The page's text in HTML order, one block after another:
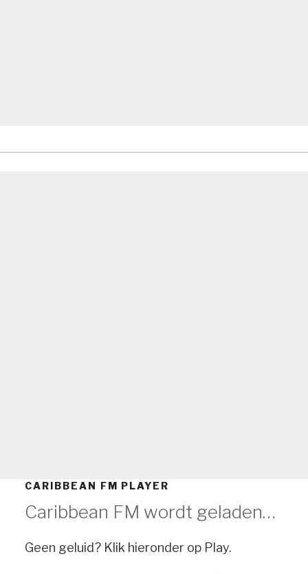
CARIBBEAN FM PLAYER
Caribbean FM wordt geladen…
Geen geluid? Klik hieronder op Play.